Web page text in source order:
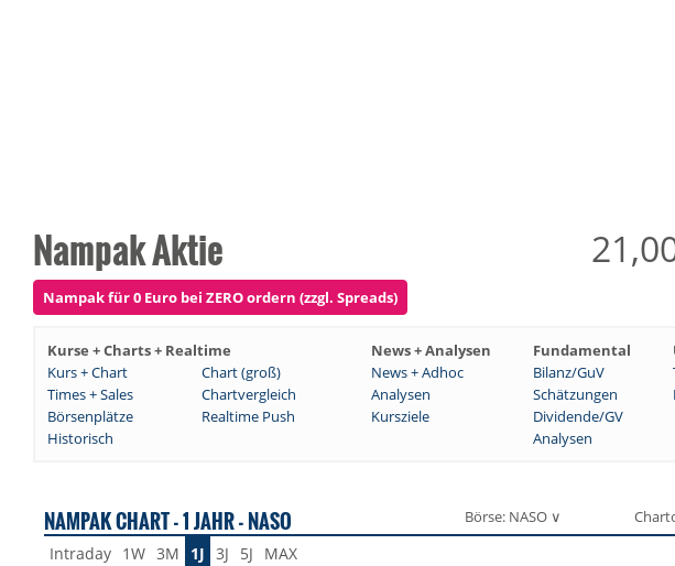
Nampak Aktie
Nampak für 0 Euro bei ZERO ordern (zzgl. Spreads)
Kurse + Charts + Realtime News + Analysen Fundamental
Kurs + Chart
Chart (groß) News + Adhoc Bilanz/GuV
Times + Sales
Chartvergleich Analysen Schätzungen
Börsenplätze
Realtime Push Kursziele Dividende/GV
Historisch
Analysen
NAMPAK CHART - 1 JAHR - NASO Börse: NASO ∨
Intraday 1W 3M 1J 3J 5J MAX